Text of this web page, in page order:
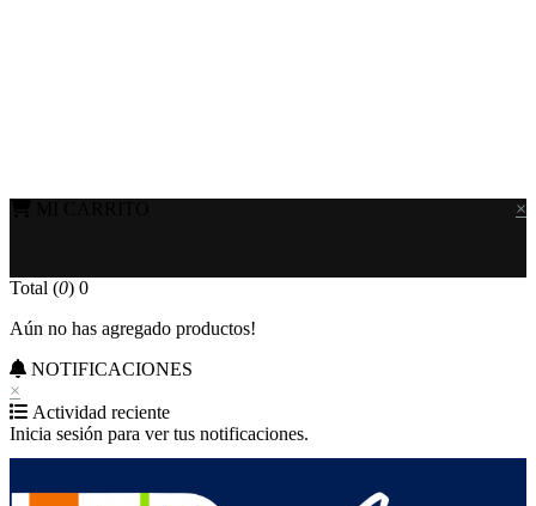
×
Total (0) 0
Aún no has agregado productos!
NOTIFICACIONES
×
Actividad reciente
Inicia sesión para ver tus notificaciones.